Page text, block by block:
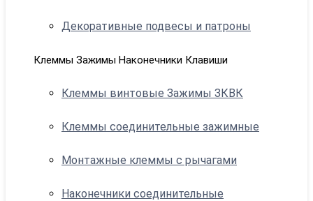
Декоративные подвесы и патроны
Клеммы Зажимы Наконечники Клавиши
Клеммы винтовые Зажимы ЗКВК
Клеммы соединительные зажимные
Монтажные клеммы с рычагами
Наконечники соединительные